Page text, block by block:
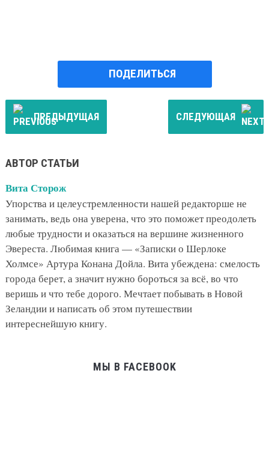
ПОДЕЛИТЬСЯ
ПРЕДЫДУЩАЯ СЛЕДУЮЩАЯ
АВТОР СТАТЬИ
Вита Сторож
Упорства и целеустремленности нашей редакторше не
занимать, ведь она уверена, что это поможет преодолеть
любые трудности и оказаться на вершине жизненного
Эвереста. Любимая книга — «Записки о Шерлоке
Холмсе» Артура Конана Дойла. Вита убеждена: смелость
города берет, а значит нужно бороться за всё, во что
веришь и что тебе дорого. Мечтает побывать в Новой
Зеландии и написать об этом путешествии
интереснейшую книгу.
МЫ В FACEBOOK